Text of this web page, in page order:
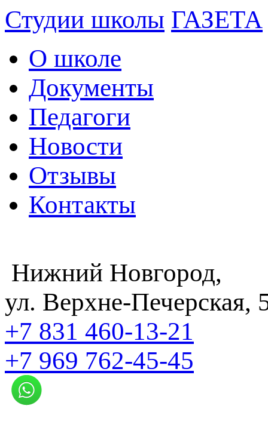
Студии школы ГАЗЕТА
О школе
Документы
Педагоги
Новости
Отзывы
Контакты
Нижний Новгород,
ул. Верхне-Печерская,
+7 831 460-13-21
+7 969 762-45-45